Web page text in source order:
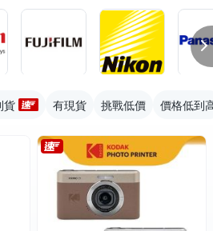
貨 有現貨 挑戰低價 價格低到